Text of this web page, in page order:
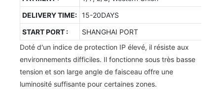
DELIVERY TIME: 15-20DAYS
START PORT :
SHANGHAI PORT
Doté d'un indice de protection IP élevé, il résiste aux
environnements difficiles. Il fonctionne sous très basse
tension et son large angle de faisceau offre une
luminosité suffisante pour certaines zones.